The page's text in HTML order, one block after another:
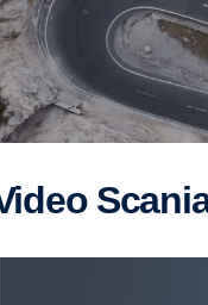
Video